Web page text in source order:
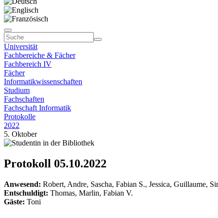
Universität
Fachbereiche & Fächer
Fachbereich IV
Fächer
Informatikwissenschaften
Studium
Fachschaften
Fachschaft Informatik
Protokolle
2022
5. Oktober
Protokoll 05.10.2022
Anwesend: Robert, Andre, Sascha, Fabian S., Jessica, Guillaume,
Entschuldigt: Thomas, Marlin, Fabian V.
Gäste: Toni